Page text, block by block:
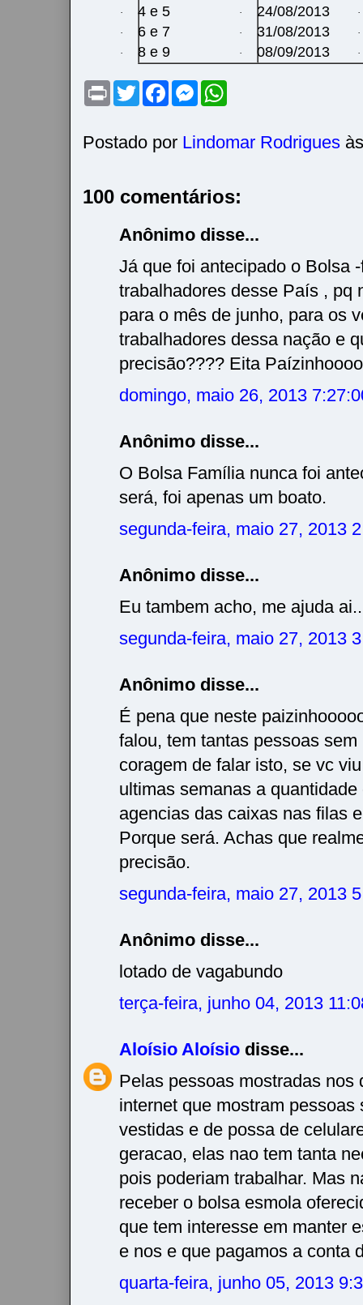
· 4 e 5
· 6 e 7
· 8 e 9
· 24/08/2013
· 31/08/2013
· 08/09/2013
·
·
·
P
t
T
w
t
e
F
a
b
o
M
e
e
n
r
s
A
Postado por Lindomar Rodrigues
100 comentários:
Anônimo disse...
Já que foi antecipado o Bolsa
trabalhadores desse País , pq
para o mês de junho, para os
trabalhadores dessa nação e
precisão???? Eita
domingo, maio 26, 2013
Anônimo disse...
O Bolsa Família nunca foi
será, foi apenas um boato.
segunda-feira, maio 27, 2013
Anônimo disse...
Eu tambem acho, me ajuda
segunda-feira, maio 27, 2013
Anônimo disse...
É pena que neste
falou, tem tantas pessoas
coragem de falar isto, se vc
ultimas semanas a
agencias das caixas nas filas
Porque será. Achas que
precisão.
segunda-feira, maio 27, 2013
Anônimo disse...
lotado de vagabundo
terça-feira, junho 04, 2013
Aloísio Aloísio disse...
Pelas pessoas mostradas nos
internet que mostram pessoas
vestidas e de possa de
geracao, elas nao tem tanta
pois poderiam trabalhar. Mas
receber o bolsa esmola
que tem interesse em manter
e nos e que pagamos a conta
quarta-feira, junho 05, 2013